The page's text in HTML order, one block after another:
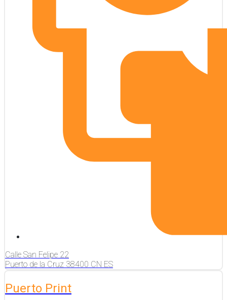
Calle San Felipe 22
Puerto de la Cruz 38400 CN ES
Puerto Print